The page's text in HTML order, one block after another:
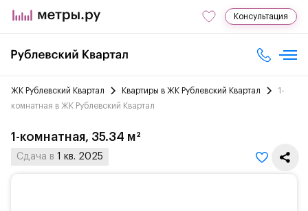
Консультация
ЖК Рублевский Квартал Квартиры в ЖК Рублевский Квартал
1-
комнатная в ЖК Рублевский Квартал
1-комнатная, 35.34 м²
Сдача в 1 кв. 2025